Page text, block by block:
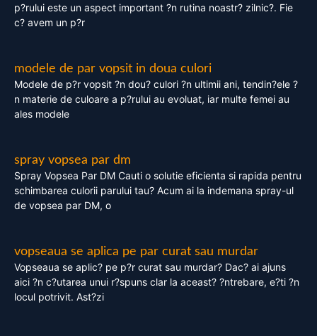
p?rului este un aspect important ?n rutina noastr? zilnic?. Fie
c? avem un p?r
modele de par vopsit in doua culori
Modele de p?r vopsit ?n dou? culori ?n ultimii ani, tendin?ele ?
n materie de culoare a p?rului au evoluat, iar multe femei au
ales modele
spray vopsea par dm
Spray Vopsea Par DM Cauti o solutie eficienta si rapida pentru
schimbarea culorii parului tau? Acum ai la indemana spray-ul
de vopsea par DM, o
vopseaua se aplica pe par curat sau murdar
Vopseaua se aplic? pe p?r curat sau murdar? Dac? ai ajuns
aici ?n c?utarea unui r?spuns clar la aceast? ?ntrebare, e?ti ?n
locul potrivit. Ast?zi